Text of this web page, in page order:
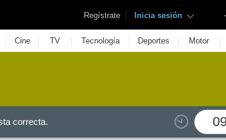
Regístrate | Inicia sesión
| Cine | TV | Tecnología | Deportes | Motor |
correcta.